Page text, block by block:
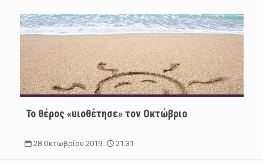
Το θέρος «υιοθέτησε» τον Οκτώβριο
28 Οκτωβρίου 2019 21:31